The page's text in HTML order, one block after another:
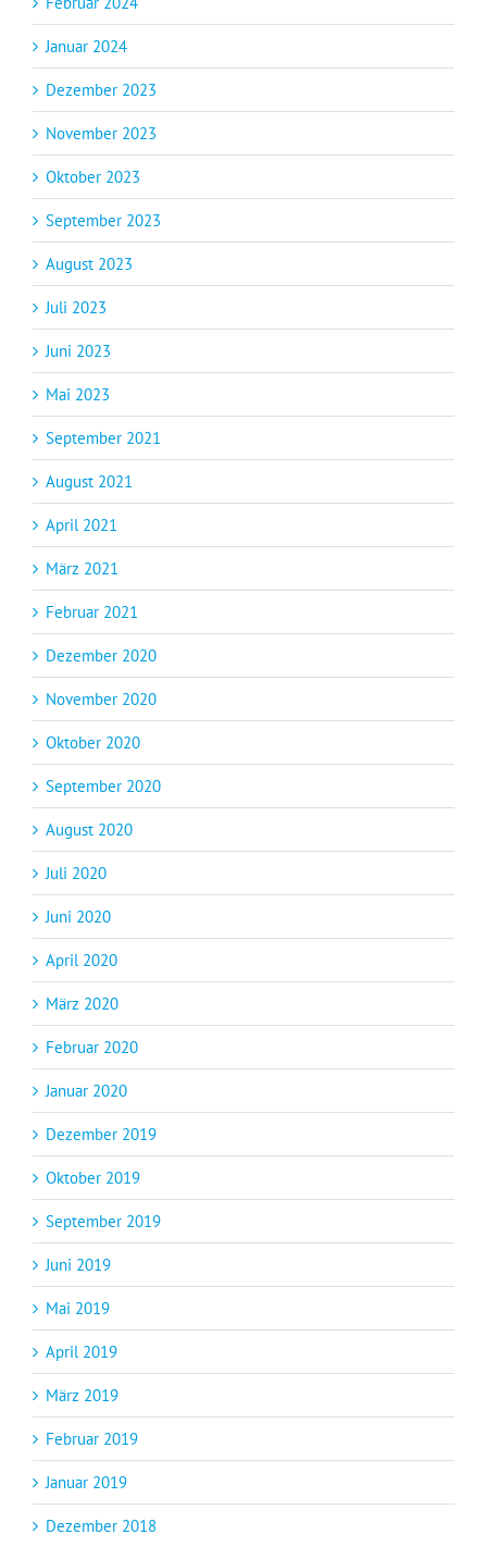
Januar 2024
Dezember 2023
November 2023
Oktober 2023
September 2023
August 2023
Juli 2023
Juni 2023
Mai 2023
September 2021
August 2021
April 2021
März 2021
Februar 2021
Dezember 2020
November 2020
Oktober 2020
September 2020
August 2020
Juli 2020
Juni 2020
April 2020
März 2020
Februar 2020
Januar 2020
Dezember 2019
Oktober 2019
September 2019
Juni 2019
Mai 2019
April 2019
März 2019
Februar 2019
Januar 2019
Dezember 2018